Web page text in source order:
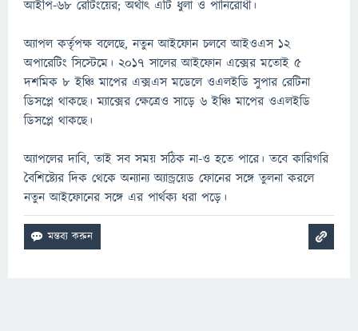
আইপি-৬৮ রেটিংয়ের; অর্থাৎ এটি ধুলা ও পানিরোধী।
অ্যাপল কর্তৃপক্ষ বলেছে, নতুন আইফোন চলবে আইওএস ১২
অপারেটিং সিস্টেমে। ২০১৭ সালের আইফোন এক্সের মতোই ৫
দশমিক ৮ ইঞ্চি মাপের এক্সএস মডেলে ওএলইডি সুপার রেটিনা
ডিসপ্লে থাকছে। ম্যাক্সের ক্ষেত্রেও সাড়ে ৬ ইঞ্চি মাপের ওএলইডি
ডিসপ্লে থাকছে।
অ্যাপলের দাবি, তাই সব সময় সঠিক না-ও হতে পারে। তবে কারিগরি
বৈশিষ্ট্যের দিক থেকে অন্যান্য অ্যান্ড্রয়েড ফোনের সঙ্গে তুলনা করলে
নতুন আইফোনের সঙ্গে এর পার্থক্য ধরা পড়ে।